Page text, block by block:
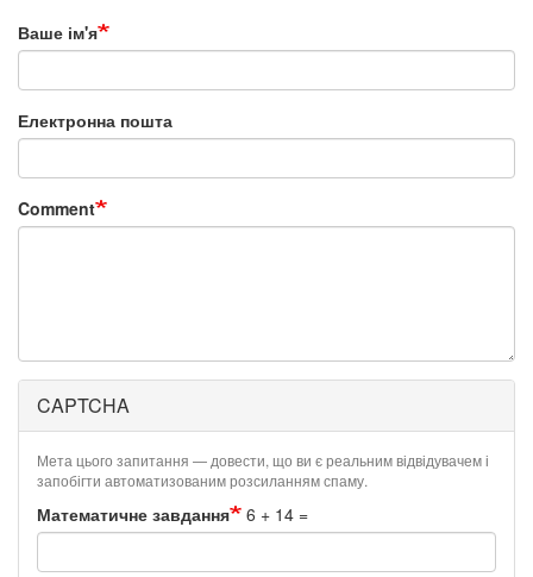
Ваше ім'я
Електронна пошта
Comment
CAPTCHA
Мета цього запитання — довести, що ви є реальним відвідувачем і
запобігти автоматизованим розсиланням спаму.
Математичне завдання 6 + 14 =